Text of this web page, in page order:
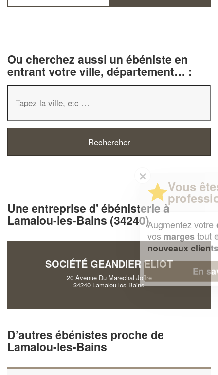
Ou cherchez aussi un ébéniste en
entrant votre ville, département… :
Une entreprise d' ébénisterie à
Lamalou-les-Bains (34240)
SOCIÉTÉ GEANDIER ELIOT
20 Avenue Du Marechal Joffre
34240 Lamalou-les-Bains
D’autres ébénistes proche de
Lamalou-les-Bains
Vous êtes un
professionnel ?
Augmentez votrechiffre d'affaireset
tout en gagnant de
En savoir plus